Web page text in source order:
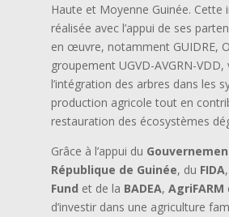
Haute et Moyenne Guinée. Cette
réalisée avec l’appui de ses
en œuvre, notamment GUIDRE,
groupement UGVD-AVGRN-
l’intégration des arbres dans les
production agricole tout en
restauration des écosystèmes
Grâce à l’appui du
République de Guinée, du FIDA
Fund et de la BADEA,AgriFARM
d’investir dans une agriculture